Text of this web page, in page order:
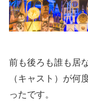
前も後ろも誰も居
（キャスト）が何
ったです。